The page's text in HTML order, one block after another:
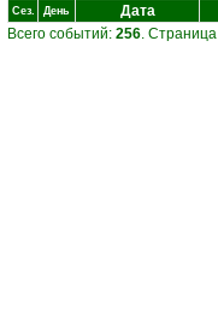
Сез. День
Дата
Всего событий: 256. Страница